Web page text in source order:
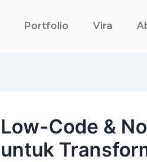
Portfolio Vira
Low-Code &
untuk